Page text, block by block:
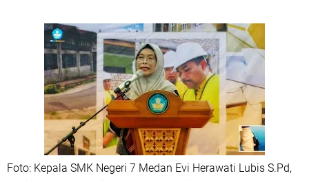
Foto: Kepala SMK Negeri 7 Medan Evi Herawati Lubis S.Pd,